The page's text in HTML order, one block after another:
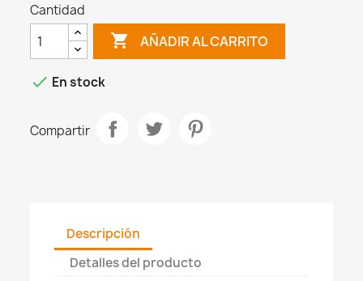
Cantidad
 AÑADIR AL CARRITO
 En stock
Compartir
Descripción
Detalles del producto